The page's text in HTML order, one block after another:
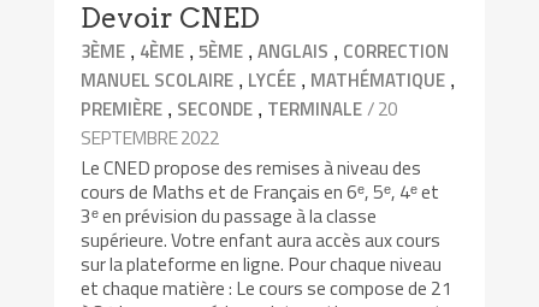
Devoir CNED
3ÈME , 4ÈME ,5ÈME ,ANGLAIS , CORRECTION
MANUEL SCOLAIRE , LYCÉE , MATHÉMATIQUE ,
PREMIÈRE , SECONDE , TERMINALE/ 20
SEPTEMBRE 2022
Le CNED propose des remises à niveau des
cours de Maths et de Français en 6ᵉ, 5ᵉ, 4ᵉ et
3ᵉ en prévision du passage à la classe
supérieure. Votre enfant aura accès aux cours
sur la plateforme en ligne. Pour chaque niveau
et chaque matière : Le cours se compose de 21